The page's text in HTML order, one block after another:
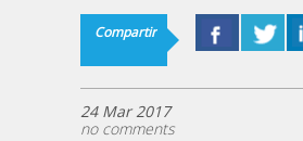
Compartir
24 Mar 2017
no comments